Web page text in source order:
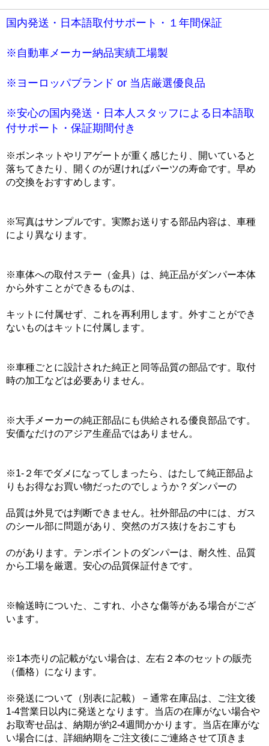
国内発送・日本語取付サポート・１年間保証
※自動車メーカー納品実績工場製
※ヨーロッパブランド or 当店厳選優良品
※安心の国内発送・日本人スタッフによる日本語取
付サポート・保証期間付き
※ボンネットやリアゲートが重く感じたり、開いていると
落ちてきたり、開くのが遅ければパーツの寿命です。早め
の交換をおすすめします。
※写真はサンプルです。実際お送りする部品内容は、車種
により異なります。
※車体への取付ステー（金具）は、純正品がダンパー本体
から外すことができるものは、
キットに付属せず、これを再利用します。外すことができ
ないものはキットに付属します。
※車種ごとに設計された純正と同等品質の部品です。取付
時の加工などは必要ありません。
※大手メーカーの純正部品にも供給される優良部品です。
安価なだけのアジア生産品ではありません。
※1-２年でダメになってしまったら、はたして純正部品よ
りもお得なお買い物だったのでしょうか？ダンパーの
品質は外見では判断できません。社外部品の中には、ガス
のシール部に問題があり、突然のガス抜けをおこすも
のがあります。テンポイントのダンパーは、耐久性、品質
から工場を厳選。安心の品質保証付きです。
※輸送時についた、こすれ、小さな傷等がある場合がござ
います。
※1本売りの記載がない場合は、左右２本のセットの販売
（価格）になります。
※発送について（別表に記載）－通常在庫品は、ご注文後
1-4営業日以内に発送となります。当店の在庫がない場合や
お取寄せ品は、納期が約2-4週間かかります。当店在庫がな
い場合には、詳細納期をご注文後にご連絡させて頂きま